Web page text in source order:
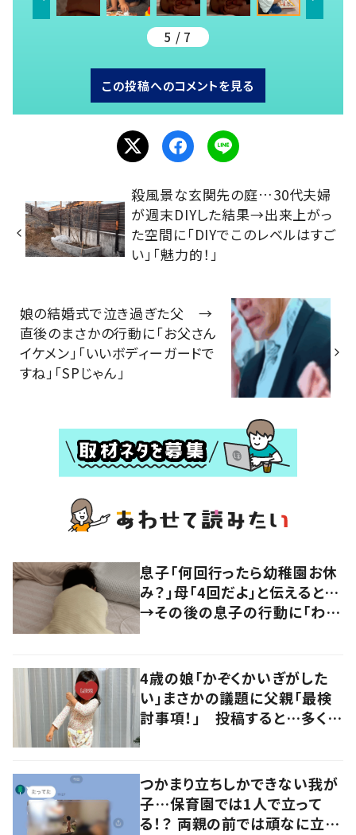
5 / 7
この投稿へのコメントを見る
殺風景な玄関先の庭…30代夫婦
が週末DIYした結果→出来上がっ
た空間に「DIYでこのレベルはすご
い」「魅力的！」
娘の結婚式で泣き過ぎた父 →
直後のまさかの行動に「お父さん
イケメン」「いいボディーガードで
すね」「SPじゃん」
息子「何回行ったら幼稚園お休
み？」母「4回だよ」と伝えると…
→その後の息子の行動に「わか
4歳の娘「かぞくかいぎがした
い」まさかの議題に父親「最検
討事項！」 投稿すると…多くの
つかまり立ちしかできない我が
子…保育園では1人で立って
る！？ 両親の前では頑なに立た